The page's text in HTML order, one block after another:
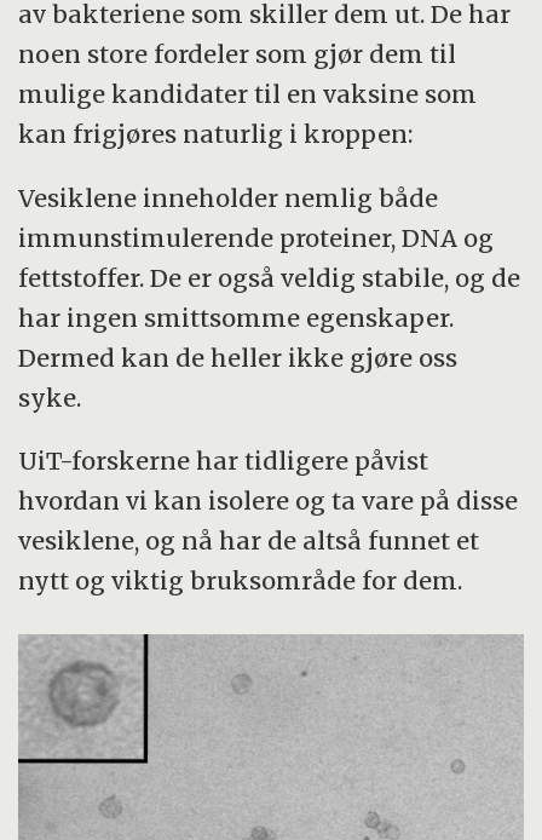
antall blodforgiftninger forårsaket av
denne bakterien er bekymringsfull.
Enterokokker blir stadig oftere
multiresistente mot antibiotika. Spesielt
vankomycinresistente enterokokker (VRE)
er en betydelig bekymring.
Risikofaktorer for å få sykdom på grunn av
enterokokker kan være diabetes,
transplantasjon av organer, ondartet kreft,
eksponert for antimikrobielle midler. Bruk
av antibiotika mot andre typer bakterier
kan føre til at enterokokker med
antibiotikaresistens får overtaket i
av bakteriene som skiller dem ut. De har
noen store fordeler som gjør dem til
mulige kandidater til en vaksine som
kan frigjøres naturlig i kroppen:
Vesiklene inneholder nemlig både
immunstimulerende proteiner, DNA og
fettstoffer. De er også veldig stabile, og de
har ingen smittsomme egenskaper.
Dermed kan de heller ikke gjøre oss
syke.
UiT-forskerne har tidligere påvist
hvordan vi kan isolere og ta vare på disse
vesiklene, og nå har de altså funnet et
nytt og viktig bruksområde for dem.